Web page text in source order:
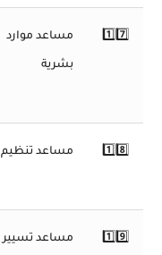
1️⃣7️⃣ مساعد موارد
بشرية
1️⃣8️⃣ مساعد تنظيم
1️⃣9️⃣ مساعد تسيير